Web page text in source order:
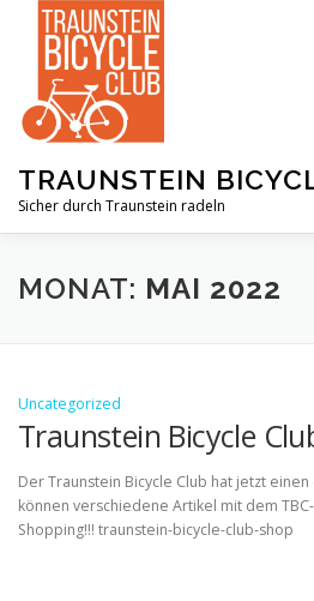
springen
TRAUNSTEIN
Sicher durch Traunstein radeln
UNSERE ZIELE DER VEREIN
MYTHBUSTING
MONAT: MAI 2022
Uncategorized
Traunstein Bicycle
Der Traunstein Bicycle Club hat jetzt
können verschiedene Artikel mit dem
Shopping!!! traunstein-bicycle-club-shop